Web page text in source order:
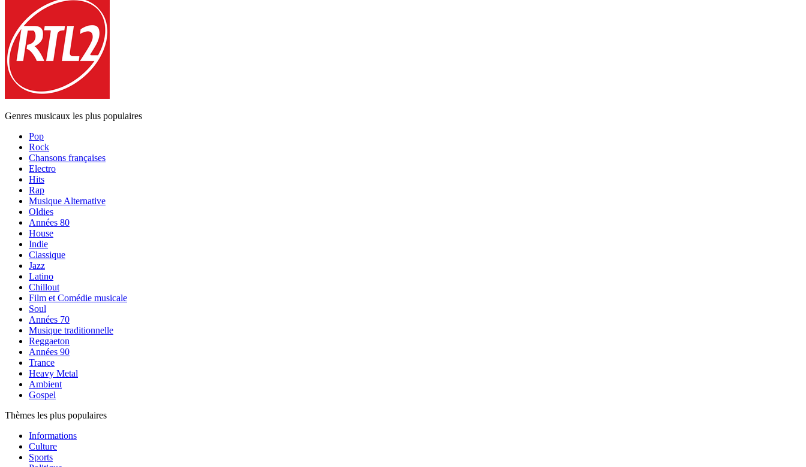
Genres musicaux les plus populaires
Pop
Rock
Chansons françaises
Electro
Hits
Rap
Musique Alternative
Oldies
Années 80
House
Indie
Classique
Jazz
Latino
Chillout
Film et Comédie musicale
Soul
Années 70
Musique traditionnelle
Reggaeton
Années 90
Trance
Heavy Metal
Ambient
Gospel
Thèmes les plus populaires
Informations
Culture
Sports